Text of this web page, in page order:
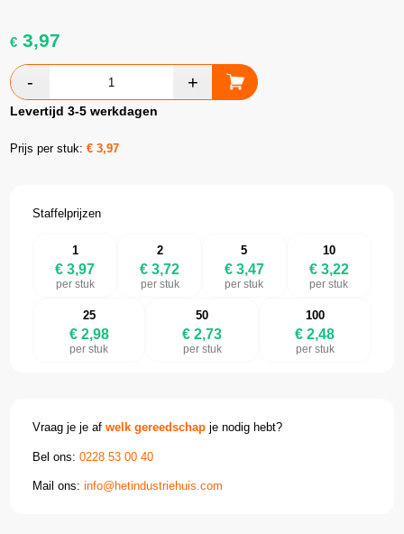
€ 3,97
Levertijd 3-5 werkdagen
Prijs per stuk:€3,97
Staffelprijzen
1
€ 3,97
per stuk
2
€ 3,72
per stuk
5
€ 3,47
per stuk
10
€ 3,22
per stuk
25
€ 2,98
per stuk
50
€ 2,73
per stuk
100
€ 2,48
per stuk
Vraag je je afwelk gereedschap je nodig hebt?
Bel ons:0228 53 00 40
Mail ons:info@hetindustriehuis.com